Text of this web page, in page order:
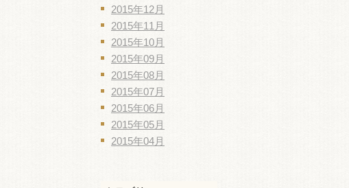
2015年12月
2015年11月
2015年10月
2015年09月
2015年08月
2015年07月
2015年06月
2015年05月
2015年04月